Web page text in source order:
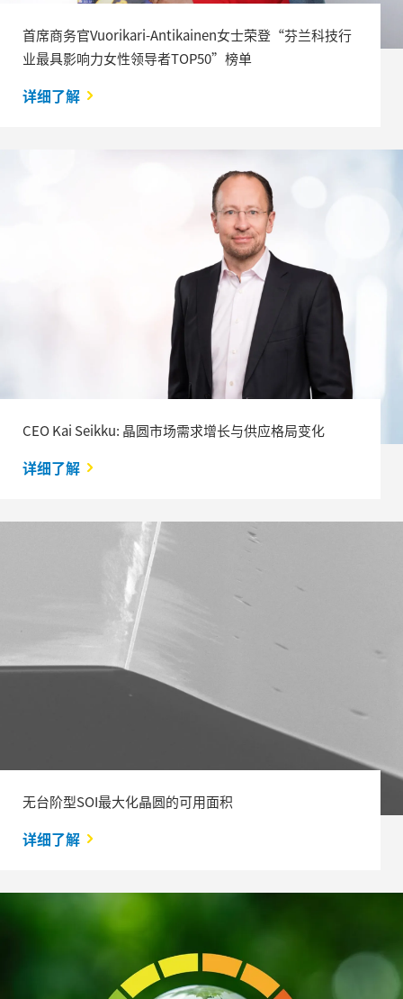
首席商务官Vuorikari-Antikainen女士荣登“芬兰科技行
业最具影响力女性领导者TOP50”榜单
详细了解
CEO Kai Seikku: 晶圆市场需求增长与供应格局变化
详细了解
无台阶型SOI最大化晶圆的可用面积
详细了解